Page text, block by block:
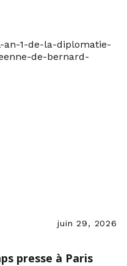
1-de-la-diplomatie-
de-bernard-
juin 29, 2026
presse à Paris